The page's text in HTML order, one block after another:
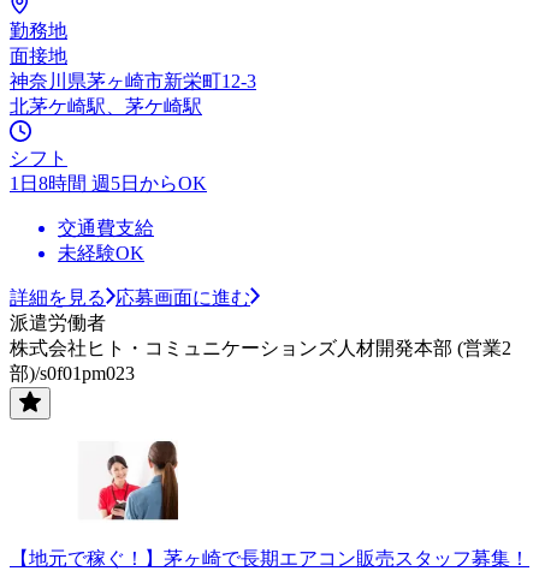
勤務地
面接地
神奈川県茅ヶ崎市新栄町12-3
北茅ケ崎駅、茅ケ崎駅
シフト
1日8時間 週5日からOK
交通費支給
未経験OK
詳細を見る
応募画面に進む
派遣労働者
株式会社ヒト・コミュニケーションズ人材開発本部 (営業2
部)/s0f01pm023
【地元で稼ぐ！】茅ヶ崎で長期エアコン販売スタッフ募集！